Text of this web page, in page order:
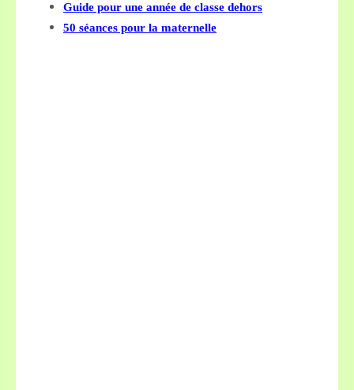
Guide pour une année de classe dehors
50 séances pour la maternelle